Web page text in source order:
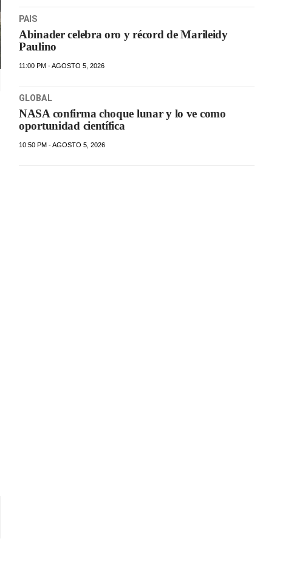
PAIS
Abinader celebra oro y récord de Marileidy
Paulino
11:00 PM - AGOSTO 5, 2026
GLOBAL
NASA confirma choque lunar y lo ve como
oportunidad científica
10:50 PM - AGOSTO 5, 2026